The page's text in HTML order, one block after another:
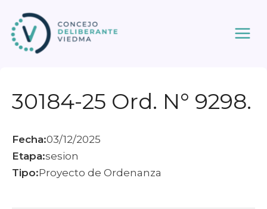
contenido
30184-25 Ord. N° 9298.
Fecha:03/12/2025
Etapa:sesion
Tipo:Proyecto de Ordenanza